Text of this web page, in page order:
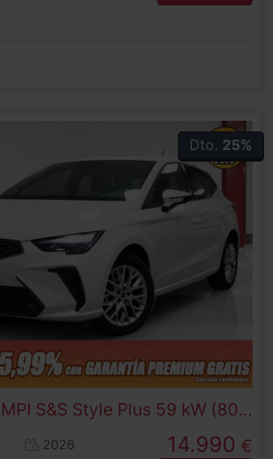
Dto. 25%
1.0 MPI S&S Style Plus 59 kW (80 CV)
2026
14.990 €